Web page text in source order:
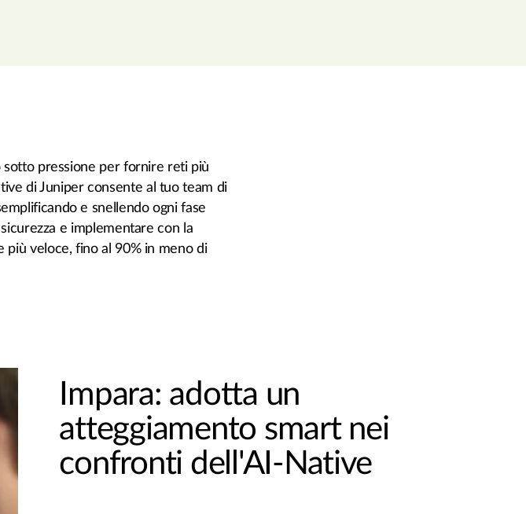
sotto pressione per fornire reti più
di Juniper consente al tuo team di
e snellendo ogni fase
e implementare con la
più veloce, fino al 90% in meno di
Impara: adotta un
atteggiamento smart nei
confronti dell'AI-Native